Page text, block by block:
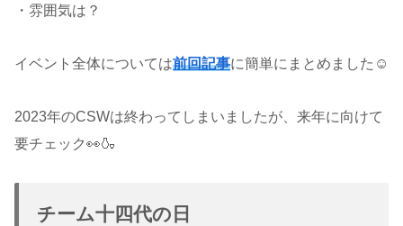
・雰囲気は？
イベント全体については前回記事に簡単にまとめました☺
2023年のCSWは終わってしまいましたが、来年に向けて
要チェック👀🍶
チーム十四代の日